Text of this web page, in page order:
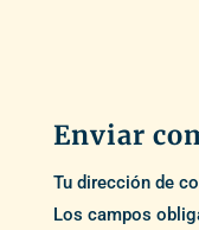
Enviar
Tu dirección de
Los campos